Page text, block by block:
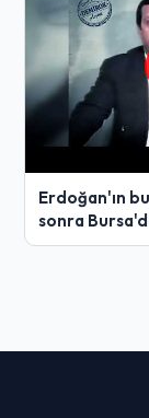
Erdoğan'ın
sonra